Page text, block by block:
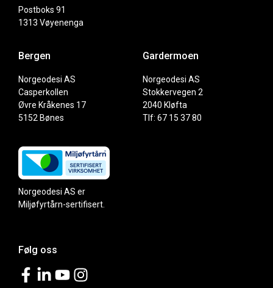
Postboks 91
1313 Vøyenenga
Bergen
Norgeodesi AS
Casperkollen
Øvre Kråkenes 17
5152 Bønes
Gardermoen
Norgeodesi AS
Stokkervegen 2
2040 Kløfta
Tlf: 67 15 37 80
Norgeodesi AS er
Miljøfyrtårn-sertifisert.
Følg oss